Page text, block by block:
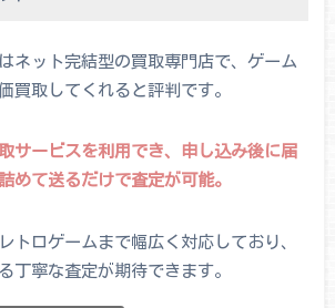
ネット完結型の買取専門店で、ゲーム
買取してくれると評判です。
サービスを利用でき、申し込み後に届
めて送るだけで査定が可能。
トロゲームまで幅広く対応しており、
丁寧な査定が期待できます。